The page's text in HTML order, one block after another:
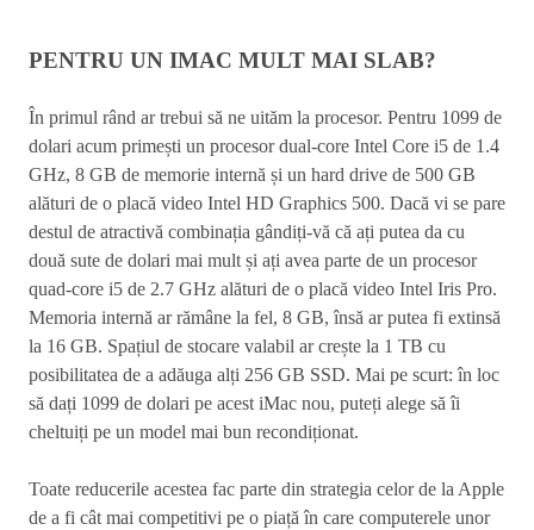
PENTRU UN IMAC MULT MAI SLAB?
În primul rând ar trebui să ne uităm la procesor. Pentru 1099 de
dolari acum primești un procesor dual-core Intel Core i5 de 1.4
GHz, 8 GB de memorie internă și un hard drive de 500 GB
alături de o placă video Intel HD Graphics 500. Dacă vi se pare
destul de atractivă combinația gândiți-vă că ați putea da cu
două sute de dolari mai mult și ați avea parte de un procesor
quad-core i5 de 2.7 GHz alături de o placă video Intel Iris Pro.
Memoria internă ar rămâne la fel, 8 GB, însă ar putea fi extinsă
la 16 GB. Spațiul de stocare valabil ar crește la 1 TB cu
posibilitatea de a adăuga alți 256 GB SSD. Mai pe scurt: în loc
să dați 1099 de dolari pe acest iMac nou, puteți alege să îi
cheltuiți pe un model mai bun recondiționat.
Toate reducerile acestea fac parte din strategia celor de la Apple
de a fi cât mai competitivi pe o piață în care computerele unor